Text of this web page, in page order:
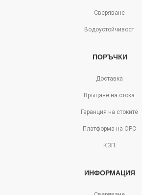
Сверяване
Водоустойчивост
ПОРЪЧКИ
Доставка
Връщане на стока
Гаранция на стоките
Платформа на ОРС
КЗП
ИНФОРМАЦИЯ